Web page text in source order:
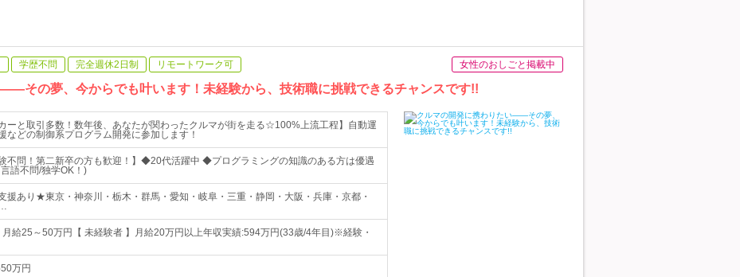
学歴不問 完全週休2日制 リモートワーク可 女性のおしごと掲載中
その夢、今からでも叶います！未経験から、技術職に挑戦できるチャンスです!!
カーと取引多数！数年後、あなたが関わったクルマが街を走る☆100%上流工程】自動運
などの制御系プログラム開発に参加します！
験不問！第二新卒の方も歓迎！】◆20代活躍中 ◆プログラミングの知識のある方は優遇
語不問/独学OK！)
援あり★東京・神奈川・栃木・群馬・愛知・岐阜・三重・静岡・大阪・兵庫・京都・
月給25～50万円【 未経験者 】月給20万円以上年収実績:594万円(33歳/4年目)※経験・
万円